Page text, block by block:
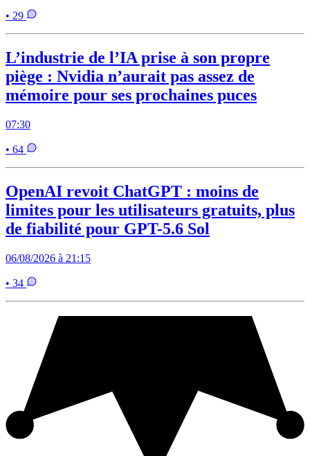
• 29
L’industrie de l’IA prise à son propre
piège : Nvidia n’aurait pas assez de
mémoire pour ses prochaines puces
07:30
• 64
OpenAI revoit ChatGPT : moins de
limites pour les utilisateurs gratuits, plus
de fiabilité pour GPT-5.6 Sol
06/08/2026 à 21:15
• 34